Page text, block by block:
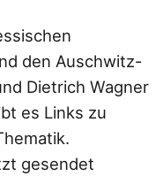
den Auschwitz-
Dietrich Wagner
es Links zu
gesendet